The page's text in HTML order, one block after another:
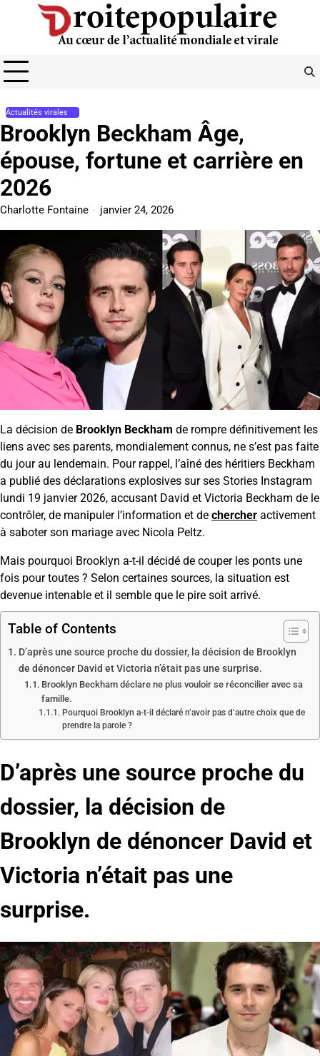
Actualités virales
Brooklyn Beckham Âge,
épouse, fortune et carrière en
2026
Charlotte Fontaine janvier 24, 2026
La décision de Brooklyn Beckham de rompre définitivement les
liens avec ses parents, mondialement connus, ne s’est pas faite
du jour au lendemain. Pour rappel, l’aîné des héritiers Beckham
a publié des déclarations explosives sur ses Stories Instagram
lundi 19 janvier 2026, accusant David et Victoria Beckham de le
contrôler, de manipuler l’information et de chercher activement
à saboter son mariage avec Nicola Peltz.
Mais pourquoi Brooklyn a-t-il décidé de couper les ponts une
fois pour toutes ? Selon certaines sources, la situation est
devenue intenable et il semble que le pire soit arrivé.
Table of Contents
D’après une source proche du dossier, la décision de Brooklyn
de dénoncer David et Victoria n’était pas une surprise.
Brooklyn Beckham déclare ne plus vouloir se réconcilier avec sa
famille.
Pourquoi Brooklyn a-t-il déclaré n’avoir pas d’autre choix que de
prendre la parole ?
D’après une source proche du
dossier, la décision de
Brooklyn de dénoncer David et
Victoria n’était pas une
surprise.